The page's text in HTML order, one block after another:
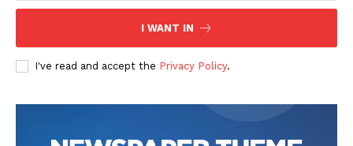
I WANT IN
I've read and accept the Privacy Policy.